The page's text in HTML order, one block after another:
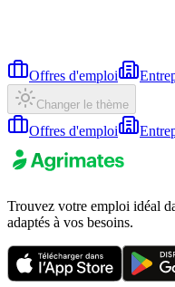
Offres d'emploi
Changer le thème
Offres d'emploi
Trouvez votre emploi idéal
adaptés à vos besoins.